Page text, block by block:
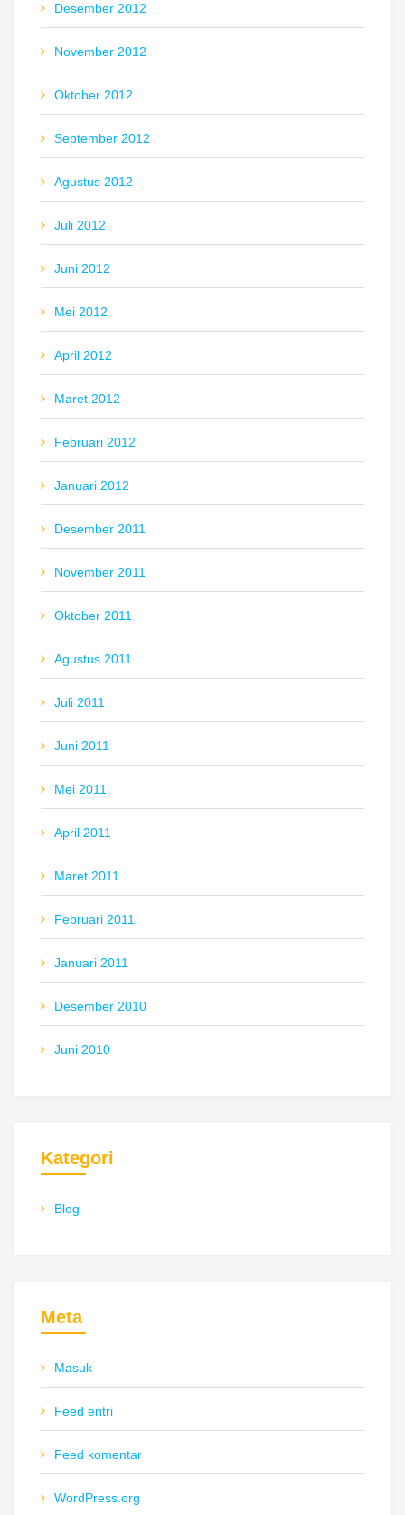
Desember 2012
November 2012
Oktober 2012
September 2012
Agustus 2012
Juli 2012
Juni 2012
Mei 2012
April 2012
Maret 2012
Februari 2012
Januari 2012
Desember 2011
November 2011
Oktober 2011
Agustus 2011
Juli 2011
Juni 2011
Mei 2011
April 2011
Maret 2011
Februari 2011
Januari 2011
Desember 2010
Juni 2010
Kategori
Blog
Meta
Masuk
Feed entri
Feed komentar
WordPress.org